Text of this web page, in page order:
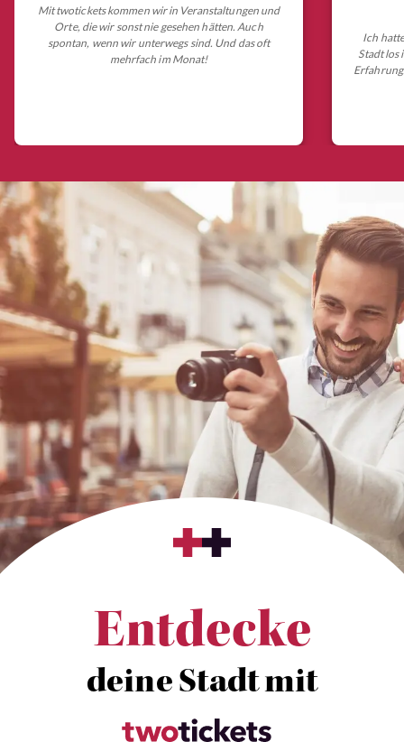
Mit twotickets kommen wir in Veranstaltungen und
Orte, die wir sonst nie gesehen hätten. Auch
spontan, wenn wir unterwegs sind. Und das oft
mehrfach im Monat!
Ich
Stadt los
Entdecke
deine Stadt mit